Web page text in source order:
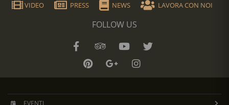
VIDEO PRESS NEWS LAVORA CON NOI
FOLLOW US